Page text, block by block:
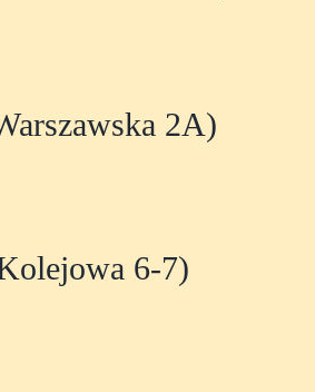
2A)
6-7)